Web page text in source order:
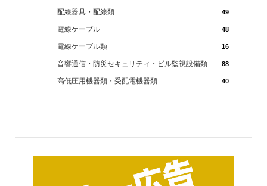
配線器具・配線類 49
電線ケーブル 48
電線ケーブル類 16
音響通信・防災セキュリティ・ビル監視設備類 88
高低圧用機器類・受配電機器類 40